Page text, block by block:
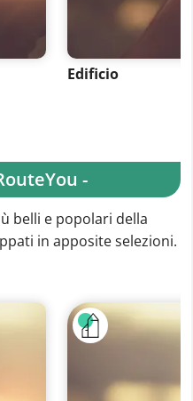
Edificio
-
belli e popolari della
in apposite selezioni.